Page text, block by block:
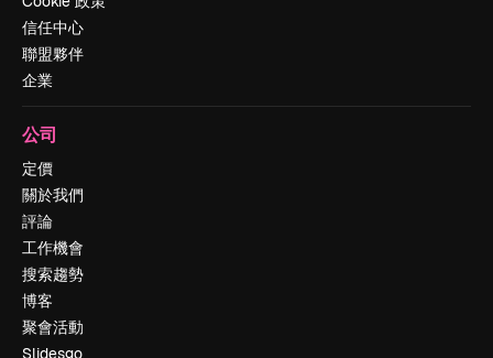
信任中心
聯盟夥伴
企業
公司
定價
關於我們
評論
工作機會
搜索趨勢
博客
聚會活動
Slidesgo